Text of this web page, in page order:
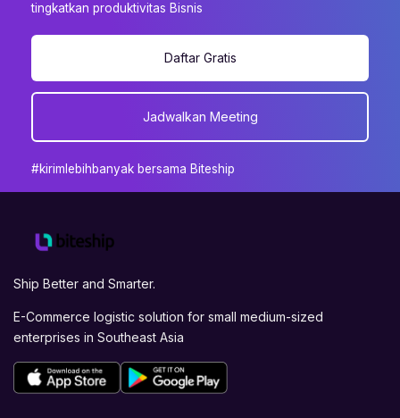
tingkatkan produktivitas Bisnis
Daftar Gratis
Jadwalkan Meeting
#kirimlebihbanyak bersama Biteship
Ship Better and Smarter.
E-Commerce logistic solution for small medium-sized
enterprises in Southeast Asia